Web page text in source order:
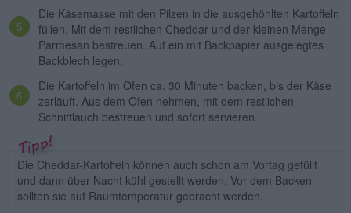
Die Käsemasse mit den Pilzen in die ausgehöhlten Kartoffeln
füllen. Mit dem restlichen Cheddar und der kleinen Menge
Parmesan bestreuen. Auf ein mit Backpapier ausgelegtes
Backblech legen.
Die Kartoffeln im Ofen ca. 30 Minuten backen, bis der Käse
zerläuft. Aus dem Ofen nehmen, mit dem restlichen
Schnittlauch bestreuen und sofort servieren.
Die Cheddar-Kartoffeln können auch schon am Vortag gefüllt
und dann über Nacht kühl gestellt werden. Vor dem Backen
sollten sie auf Raumtemperatur gebracht werden.